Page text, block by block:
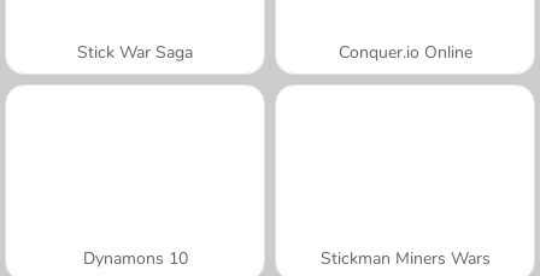
Stick War Saga Conquer.io Online
Dynamons 10 Stickman Miners Wars